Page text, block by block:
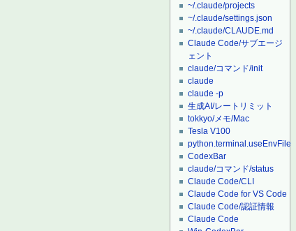
~/.claude/projects
~/.claude/settings.json
~/.claude/CLAUDE.md
Claude Code/サブエージ
ェント
claude/コマンド/init
claude
claude -p
生成AI/レートリミット
tokkyo/メモ/Mac
Tesla V100
python.terminal.useEnvFile
CodexBar
claude/コマンド/status
Claude Code/CLI
Claude Code for VS Code
Claude Code/認証情報
Claude Code